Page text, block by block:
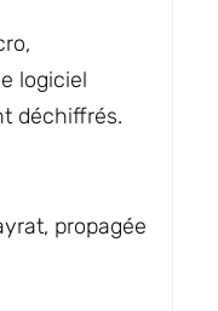
logiciel
déchiffrés.
propagée